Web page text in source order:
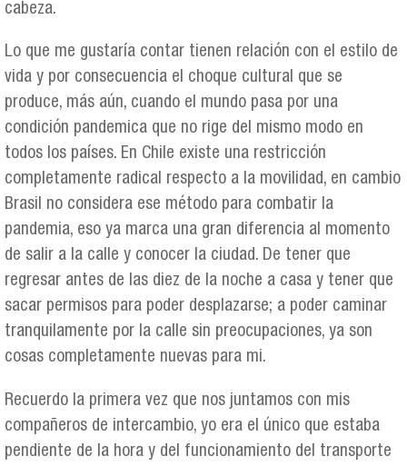
cabeza.
Lo que me gustaría contar tienen relación con el estilo de
vida y por consecuencia el choque cultural que se
produce, más aún, cuando el mundo pasa por una
condición pandemica que no rige del mismo modo en
todos los países. En Chile existe una restricción
completamente radical respecto a la movilidad, en cambio
Brasil no considera ese método para combatir la
pandemia, eso ya marca una gran diferencia al momento
de salir a la calle y conocer la ciudad. De tener que
regresar antes de las diez de la noche a casa y tener que
sacar permisos para poder desplazarse; a poder caminar
tranquilamente por la calle sin preocupaciones, ya son
cosas completamente nuevas para mi.
Recuerdo la primera vez que nos juntamos con mis
compañeros de intercambio, yo era el único que estaba
pendiente de la hora y del funcionamiento del transporte